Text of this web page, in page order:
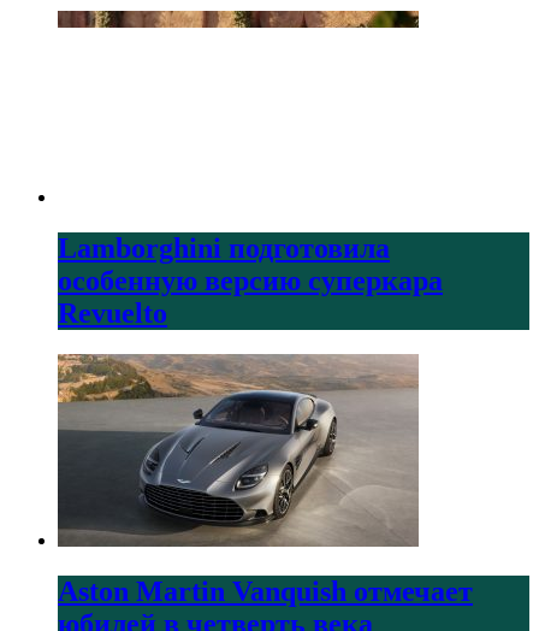
Lamborghini подготовила
особенную версию суперкара
Revuelto
Aston Martin Vanquish отмечает
юбилей в четверть века